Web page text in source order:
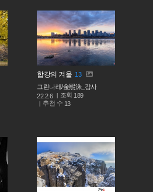
합강의 겨울 13
그린나래/金熙洙_감사
22.2.6
조회 189
추천 수 13